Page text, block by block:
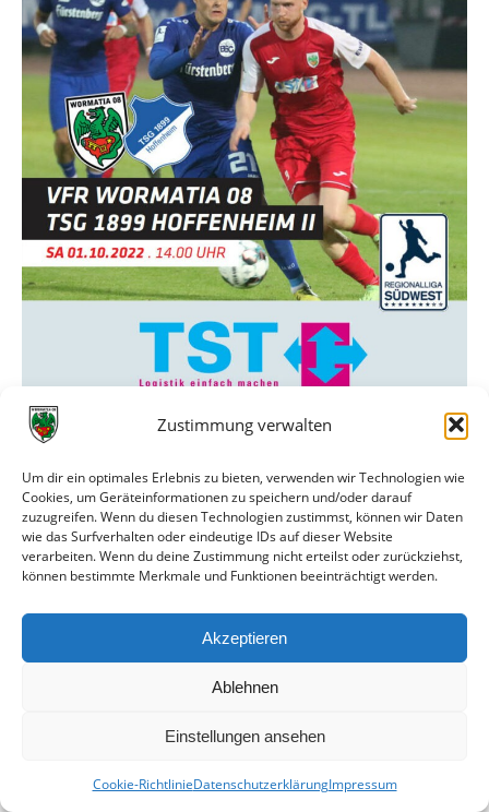
Zustimmung verwalten
Um dir ein optimales Erlebnis zu bieten, verwenden wir Technologien wie
Cookies, um Geräteinformationen zu speichern und/oder darauf
zuzugreifen. Wenn du diesen Technologien zustimmst, können wir Daten
wie das Surfverhalten oder eindeutige IDs auf dieser Website
verarbeiten. Wenn du deine Zustimmung nicht erteilst oder zurückziehst,
können bestimmte Merkmale und Funktionen beeinträchtigt werden.
Akzeptieren
Ablehnen
Einstellungen ansehen
Cookie-RichtlinieDatenschutzerklärungImpressum
01.10.2022